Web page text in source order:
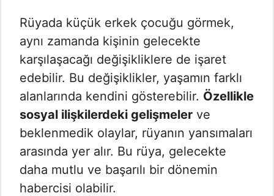
Rüyada küçük erkek çocuğu görmek,
aynı zamanda kişinin gelecekte
karşılaşacağı değişikliklere de işaret
edebilir. Bu değişiklikler, yaşamın farklı
alanlarında kendini gösterebilir. Özellikle
sosyal ilişkilerdeki gelişmeler ve
beklenmedik olaylar, rüyanın yansımaları
arasında yer alır. Bu rüya, gelecekte
daha mutlu ve başarılı bir dönemin
habercisi olabilir.